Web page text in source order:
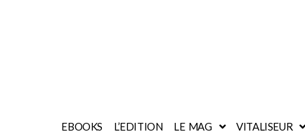
EBOOKS L’EDITION LE MAG VITALISEUR